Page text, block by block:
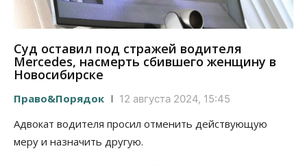
Суд оставил под стражей водителя
Mercedes, насмерть сбившего женщину в
Новосибирске
Право&Порядок 12 августа 2024, 15:45
Адвокат водителя просил отменить действующую
меру и назначить другую.